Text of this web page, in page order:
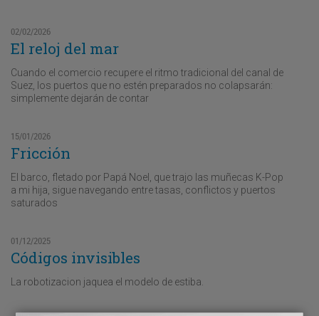
02/02/2026
El reloj del mar
Cuando el comercio recupere el ritmo tradicional del canal de
Suez, los puertos que no estén preparados no colapsarán:
simplemente dejarán de contar
15/01/2026
Fricción
El barco, fletado por Papá Noel, que trajo las muñecas K-Pop
a mi hija, sigue navegando entre tasas, conflictos y puertos
saturados
01/12/2025
Códigos invisibles
La robotizacion jaquea el modelo de estiba.